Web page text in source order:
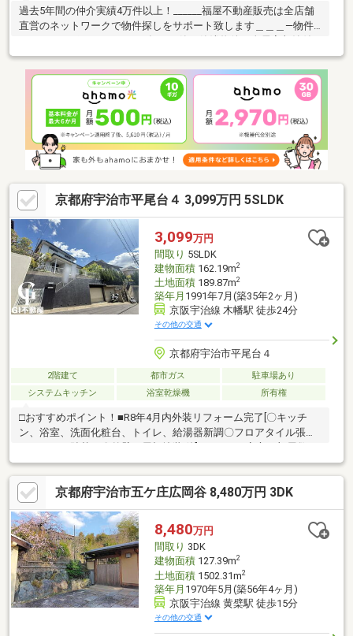
過去5年間の仲介実績4万件以上！______福屋不動産販売は全店舗
直営のネットワークで物件探しをサポート致します＿＿＿―物件
きの3LDK！■太陽光発電システム搭載！エコな暮らしをしながら
光熱費の削減が期待できます♪■駐車スペースは並列2台駐車可
能！複数台お車をお持ちのご家族にもピッタリです♪■前面道路幅
員約6ｍございますので、お車を駐車の際も安心です♪■JR奈良
線・京阪宇治線の2沿線利用可能のため、通勤・通学に便利！・京
阪宇治線「木幡」駅まで徒歩12分・JR奈良線「木幡」駅まで徒歩
14分
京都府宇治市平尾台４ 3,099万円 5SLDK
3,099万円
間取り 5SLDK
建物面積162.19m2
土地面積189.87m2
築年月 1991年7月(築35年2ヶ月)
京阪宇治線 木幡駅 徒歩24分
その他の交通
京都府宇治市平尾台４
2階建て 都市ガス
駐車場あり
システムキッチン
浴室乾燥機 所有権
□おすすめポイント！■R8年4月内外装リフォーム完了[〇キッチ
ン、浴室、洗面化粧台、トイレ、給湯器新調〇フロアタイル張
す♪■LDK22帖+全居室収納付き6帖以上♪■庭付きなのでガーデニン
グやBBQなどご家族様で満喫いただけます♪■シャッター付のガレ
ージは雨風から車を守っていただけます♪□近隣環境■JR「木幡」
徒歩30分■御蔵山小学校 徒歩14分■木幡中学校 徒歩34分■フレンド
マート御蔵山店 徒歩10分当日の見学やご予約受付中！物件の詳細
はGI不動産まで♪公式LINEやお電話でご連絡いただけます♪
京都府宇治市五ケ庄広岡谷 8,480万円 3DK
8,480万円
間取り 3DK
建物面積127.39m2
土地面積1502.31m2
築年月 1970年5月(築56年4ヶ月)
京阪宇治線 黄檗駅 徒歩15分
その他の交通